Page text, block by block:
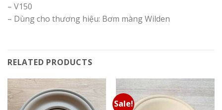
– V150
– Dùng cho thương hiệu: Bơm màng Wilden
RELATED PRODUCTS
Sale!